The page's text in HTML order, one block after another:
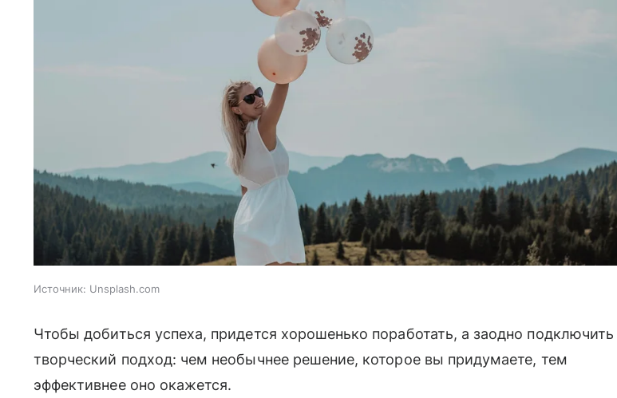
Источник: Unsplash.com
Чтобы добиться успеха, придется хорошенько поработать, а заодно подключить
творческий подход: чем необычнее решение, которое вы придумаете, тем
эффективнее оно окажется.